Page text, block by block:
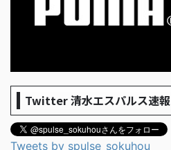
Twitter 清水エスパルス速報
Tweets by spulse_sokuhou